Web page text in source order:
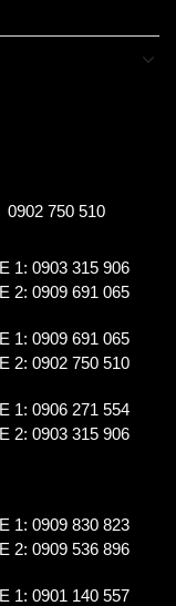
510
1: 0903 315 906
2: 0909 691 065
1: 0909 691 065
2: 0902 750 510
1: 0906 271 554
2: 0903 315 906
1: 0909 830 823
2: 0909 536 896
1: 0901 140 557